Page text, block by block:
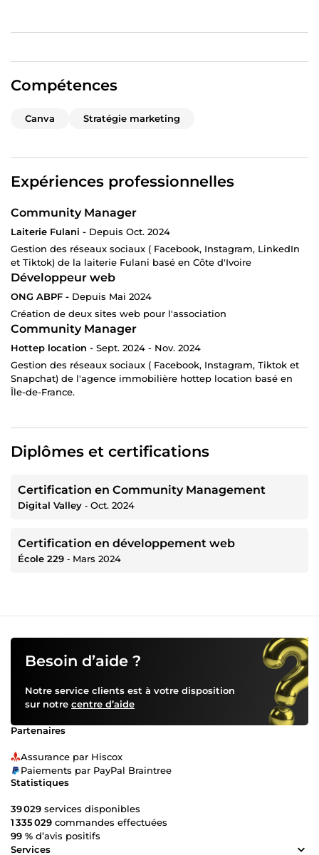
Compétences
Canva Stratégie marketing
Expériences professionnelles
Community Manager
Laiterie Fulani - Depuis Oct. 2024
Gestion des réseaux sociaux ( Facebook, Instagram, LinkedIn
et Tiktok) de la laiterie Fulani basé en Côte d'Ivoire
Développeur web
ONG ABPF - Depuis Mai 2024
Création de deux sites web pour l'association
Community Manager
Hottep location - Sept. 2024 - Nov. 2024
Gestion des réseaux sociaux ( Facebook, Instagram, Tiktok et
Snapchat) de l'agence immobilière hottep location basé en
Île-de-France.
Diplômes et certifications
Certification en Community Management
Digital Valley ‐ Oct. 2024
Certification en développement web
École 229 ‐ Mars 2024
Besoin d’aide ?
Notre service clients est à votre disposition
sur notre centre d’aide
Partenaires
Assurance par Hiscox
Paiements par PayPal Braintree
Statistiques
39 029 services disponibles
1 335 029 commandes effectuées
99 % d’avis positifs
Services